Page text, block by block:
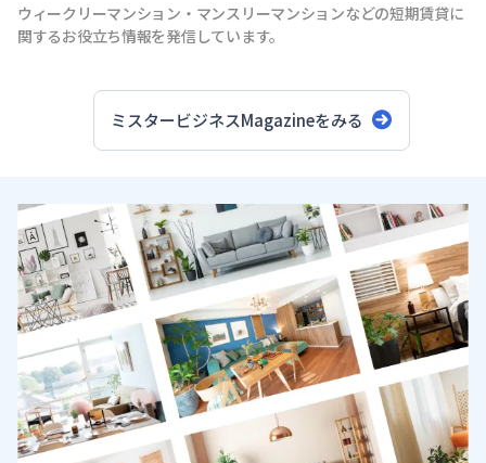
ウィークリーマンション・マンスリーマンションなどの短期賃貸に
関するお役立ち情報を発信しています。
ミスタービジネスMagazineをみる